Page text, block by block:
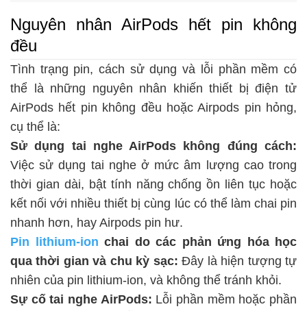
Nguyên nhân AirPods hết pin không
đều
Tình trạng pin, cách sử dụng và lỗi phần mềm có
thể là những nguyên nhân khiến thiết bị điện tử
AirPods hết pin không đều hoặc Airpods pin hỏng,
cụ thể là:
Sử dụng tai nghe AirPods không đúng cách:
Việc sử dụng tai nghe ở mức âm lượng cao trong
thời gian dài, bật tính năng chống ồn liên tục hoặc
kết nối với nhiều thiết bị cùng lúc có thể làm chai pin
nhanh hơn, hay Airpods pin hư.
Pin lithium-ion chai do các phản ứng hóa học
qua thời gian và chu kỳ sạc: Đây là hiện tượng tự
nhiên của pin lithium-ion, và không thể tránh khỏi.
Sự cố tai nghe AirPods: Lỗi phần mềm hoặc phần